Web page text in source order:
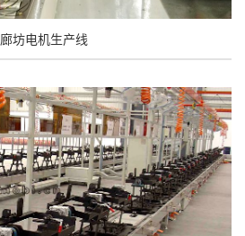
廊坊电机生产线